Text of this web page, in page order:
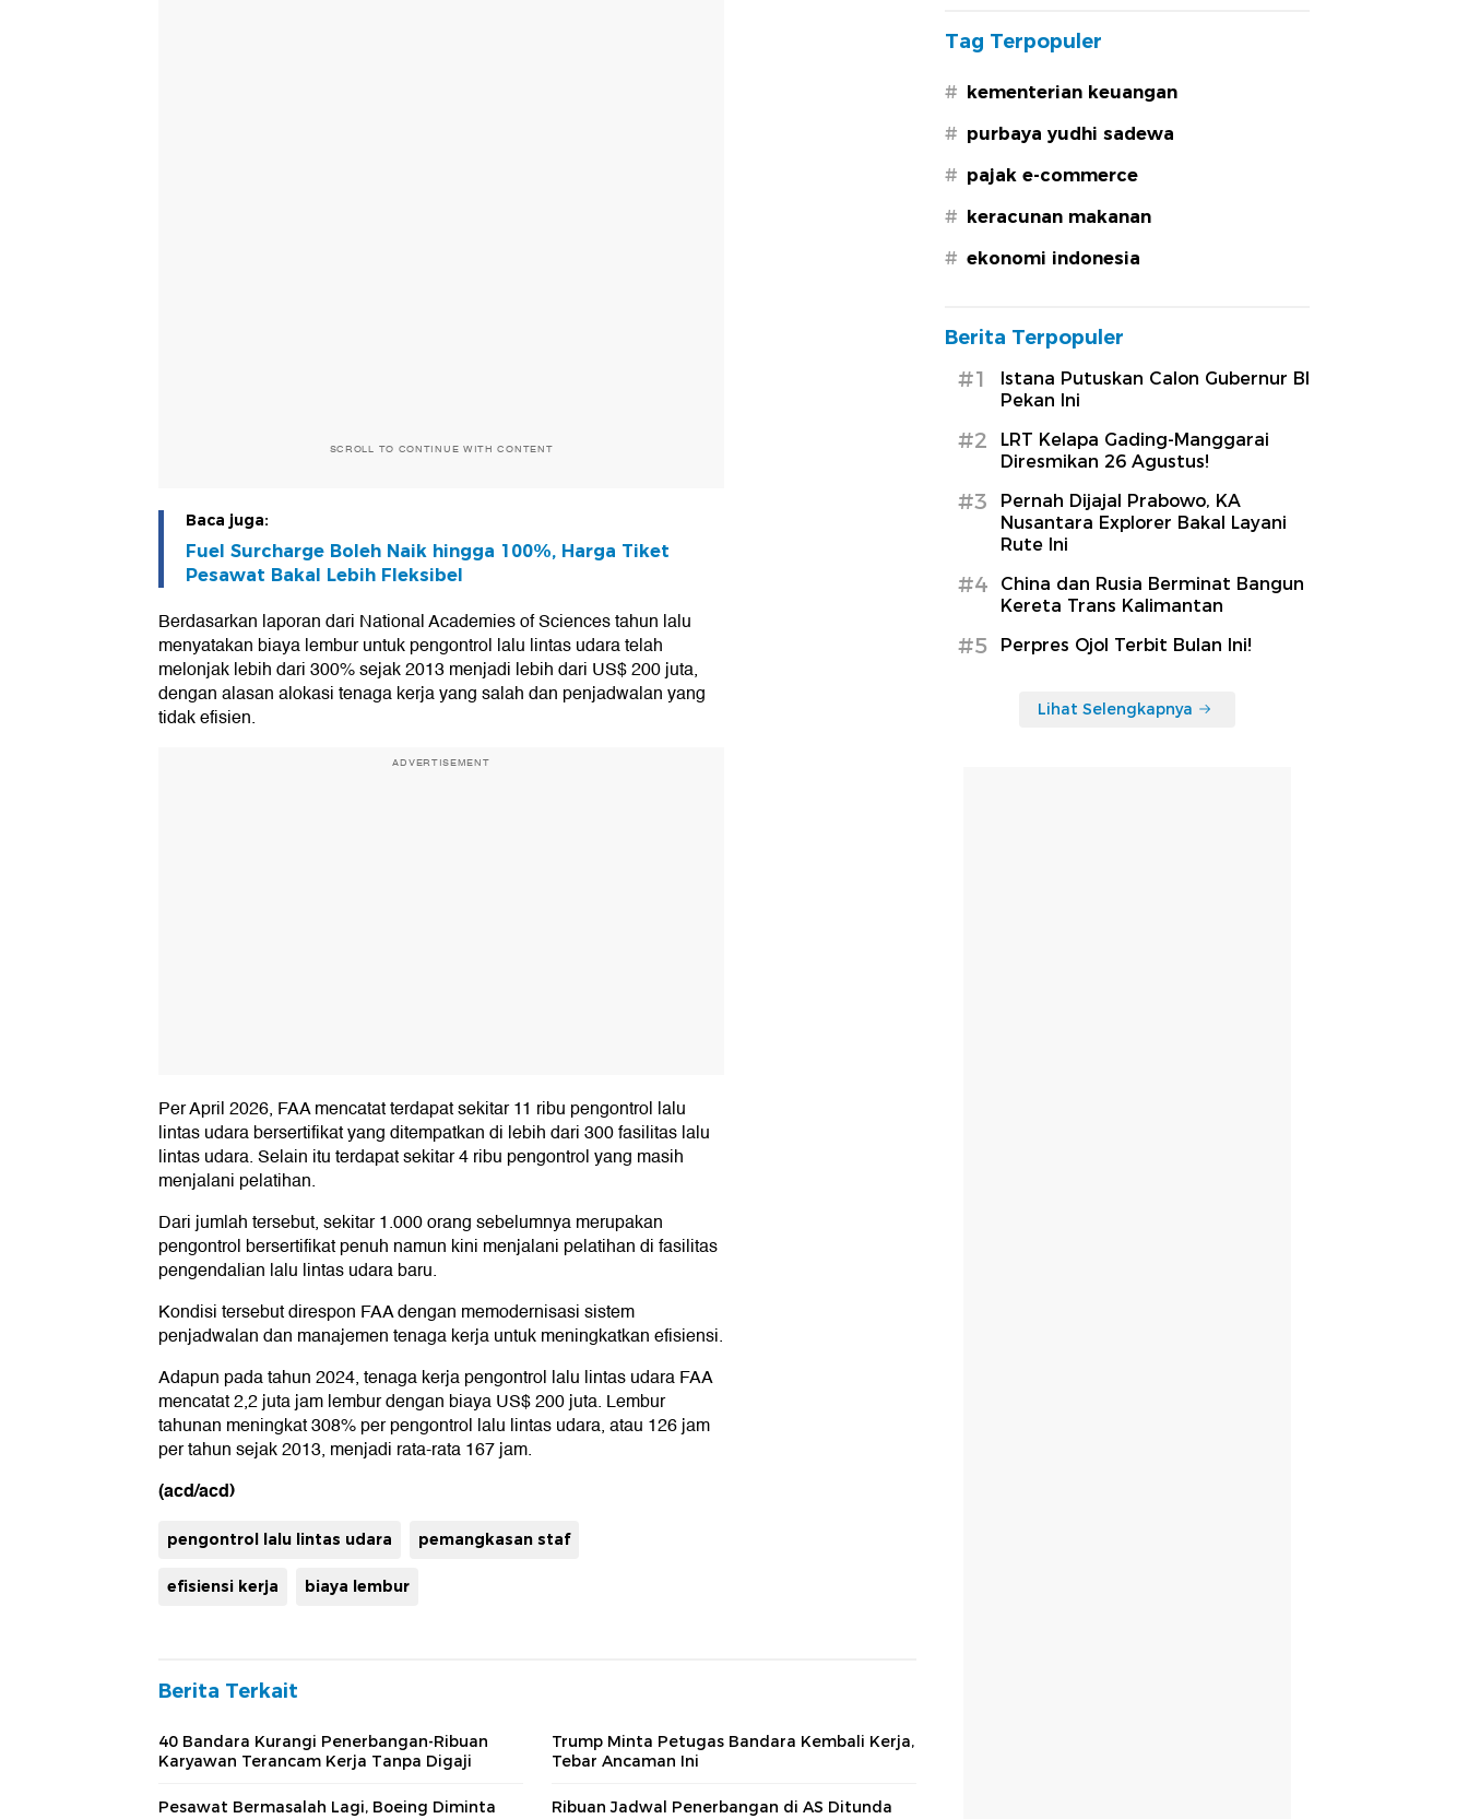
SCROLL TO CONTINUE WITH CONTENT
Baca juga:
Fuel Surcharge Boleh Naik hingga 100%, Harga Tiket
Pesawat Bakal Lebih Fleksibel
Berdasarkan laporan dari National Academies of Sciences tahun lalu
menyatakan biaya lembur untuk pengontrol lalu lintas udara telah
melonjak lebih dari 300% sejak 2013 menjadi lebih dari US$ 200 juta,
dengan alasan alokasi tenaga kerja yang salah dan penjadwalan yang
tidak efisien.
ADVERTISEMENT
Per April 2026, FAA mencatat terdapat sekitar 11 ribu pengontrol lalu
lintas udara bersertifikat yang ditempatkan di lebih dari 300 fasilitas lalu
lintas udara. Selain itu terdapat sekitar 4 ribu pengontrol yang masih
menjalani pelatihan.
Dari jumlah tersebut, sekitar 1.000 orang sebelumnya merupakan
pengontrol bersertifikat penuh namun kini menjalani pelatihan di fasilitas
pengendalian lalu lintas udara baru.
Kondisi tersebut direspon FAA dengan memodernisasi sistem
penjadwalan dan manajemen tenaga kerja untuk meningkatkan efisiensi.
Adapun pada tahun 2024, tenaga kerja pengontrol lalu lintas udara FAA
mencatat 2,2 juta jam lembur dengan biaya US$ 200 juta. Lembur
tahunan meningkat 308% per pengontrol lalu lintas udara, atau 126 jam
per tahun sejak 2013, menjadi rata-rata 167 jam.
(acd/acd)
pengontrol lalu lintas udara pemangkasan staf
efisiensi kerja biaya lembur
Berita Terkait
40 Bandara Kurangi Penerbangan-Ribuan
Karyawan Terancam Kerja Tanpa Digaji
Trump Minta Petugas Bandara Kembali Kerja,
Tebar Ancaman Ini
Pesawat Bermasalah Lagi, Boeing Diminta
Ribuan Jadwal Penerbangan di AS Ditunda
Tag Terpopuler
# kementerian keuangan
# purbaya yudhi sadewa
# pajak e-commerce
# keracunan makanan
# ekonomi indonesia
Berita Terpopuler
#1
Istana Putuskan Calon Gubernur BI
Pekan Ini
#2
LRT Kelapa Gading-Manggarai
Diresmikan 26 Agustus!
#3
Pernah Dijajal Prabowo, KA
Nusantara Explorer Bakal Layani
Rute Ini
#4
China dan Rusia Berminat Bangun
Kereta Trans Kalimantan
#5 Perpres Ojol Terbit Bulan Ini!
Lihat Selengkapnya